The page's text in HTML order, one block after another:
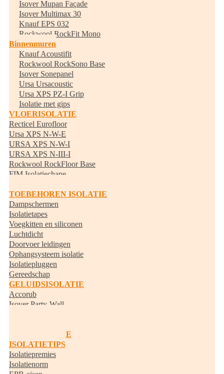
Isover Mupan Façade
Isover Multimax 30
Knauf EPS 032
Rockwool RockFit Mono
Binnenmuren
Knauf Acoustifit
Rockwool RockSono Base
Isover Sonepanel
Ursa Ursacoustic
Ursa XPS PZ-I Grip
Isolatie met gips
VLOERISOLATIE
Recticel Eurofloor
Ursa XPS N-W-E
URSA XPS N-W-I
URSA XPS N-III-I
Rockwool RockFloor Base
FIM Isolatiechape
TOEBEHOREN ISOLATIE
Dampschermen
Isolatietapes
Voegkitten en siliconen
Luchtdicht
Doorvoer leidingen
Ophangsysteem isolatie
Isolatiepluggen
Gereedschap
GELUIDSISOLATIE
Accorub
Isover Party-Wall
RANDISOLATIE
ISOLATIETIPS
Isolatiepremies
Isolatienorm